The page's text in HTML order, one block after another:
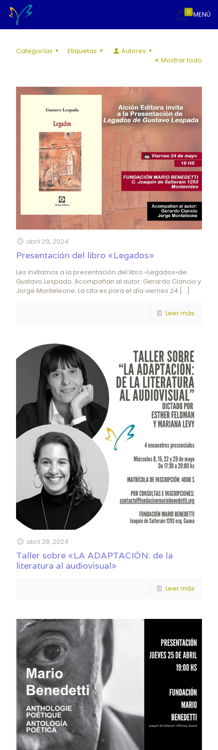
MENÚ
0
Categorías Etiquetas
Autores
Mostrar todo
abril 29, 2024
Presentación del libro «Legados»
Les invitamos a la presentación del libro «Legados»de
Gustavo Lespada. Acompañan al autor: Gerardo Ciancio y
Jorge Monteleone. La cita es para el día viernes 24 […]
Leer más
abril 28, 2024
Taller sobre «LA ADAPTACIÓN: de la
literatura al audiovisual»
Leer más